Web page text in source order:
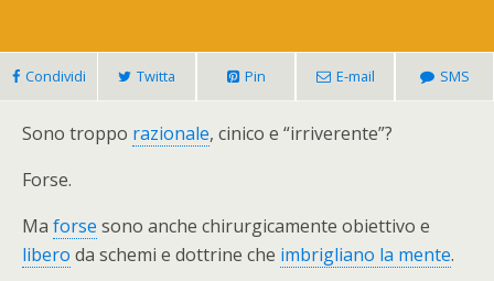
Condividi Twitta Pin E-mail SMS
Sono troppo razionale, cinico e “irriverente”?
Forse.
Ma forse sono anche chirurgicamente obiettivo e
libero da schemi e dottrine che imbrigliano la mente.